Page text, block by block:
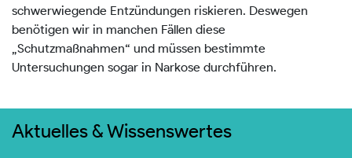
schwerwiegende Entzündungen riskieren. Deswegen
benötigen wir in manchen Fällen diese
„Schutzmaßnahmen“ und müssen bestimmte
Untersuchungen sogar in Narkose durchführen.
Aktuelles & Wissenswertes